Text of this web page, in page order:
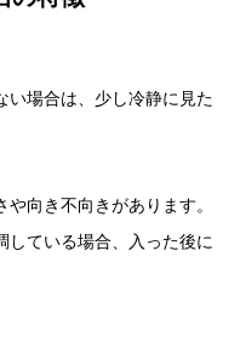
い場合は、少し冷静に見た
向き不向きがあります。
している場合、入った後に